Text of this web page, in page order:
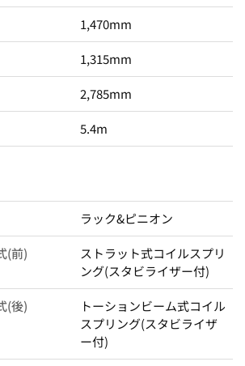
1,470mm
1,315mm
2,785mm
5.4m
ラック&ピニオン
(前)
ストラット式コイルスプリ
ング(スタビライザー付)
(後)
トーションビーム式コイル
スプリング(スタビライザ
ー付)